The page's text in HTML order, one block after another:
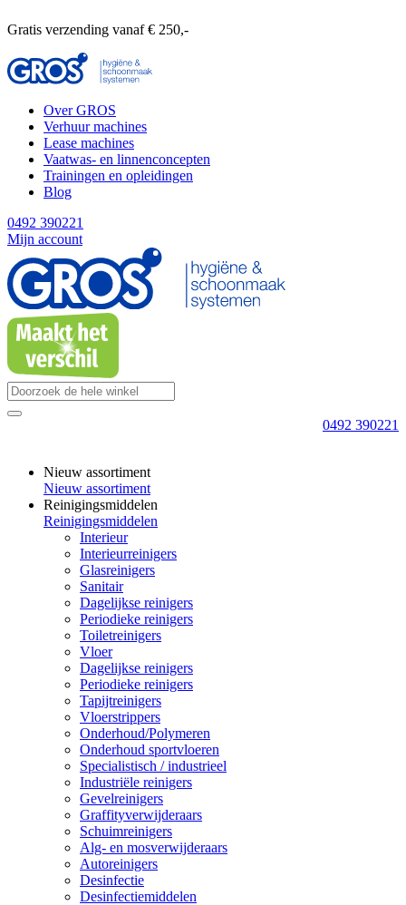
Gratis verzending vanaf € 250,-
Over GROS
Verhuur machines
Lease machines
Vaatwas- en linnenconcepten
Trainingen en opleidingen
Blog
0492 390221
Mijn account
0492 390221
Nieuw assortiment
Nieuw assortiment
Reinigingsmiddelen
Reinigingsmiddelen
Interieur
Interieurreinigers
Glasreinigers
Sanitair
Dagelijkse reinigers
Periodieke reinigers
Toiletreinigers
Vloer
Dagelijkse reinigers
Periodieke reinigers
Tapijtreinigers
Vloerstrippers
Onderhoud/Polymeren
Onderhoud sportvloeren
Specialistisch / industrieel
Industriële reinigers
Gevelreinigers
Graffityverwijderaars
Schuimreinigers
Alg- en mosverwijderaars
Autoreinigers
Desinfectie
Desinfectiemiddelen